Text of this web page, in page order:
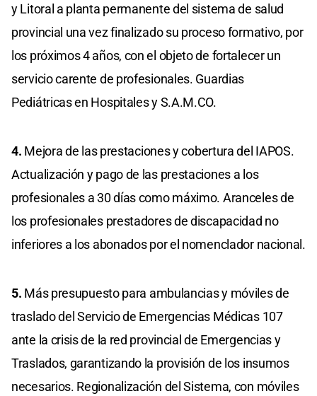
y Litoral a planta permanente del sistema de salud
provincial una vez finalizado su proceso formativo, por
los próximos 4 años, con el objeto de fortalecer un
servicio carente de profesionales. Guardias
Pediátricas en Hospitales y S.A.M.CO.
4. Mejora de las prestaciones y cobertura del IAPOS.
Actualización y pago de las prestaciones a los
profesionales a 30 días como máximo. Aranceles de
los profesionales prestadores de discapacidad no
inferiores a los abonados por el nomenclador nacional.
5. Más presupuesto para ambulancias y móviles de
traslado del Servicio de Emergencias Médicas 107
ante la crisis de la red provincial de Emergencias y
Traslados, garantizando la provisión de los insumos
necesarios. Regionalización del Sistema, con móviles